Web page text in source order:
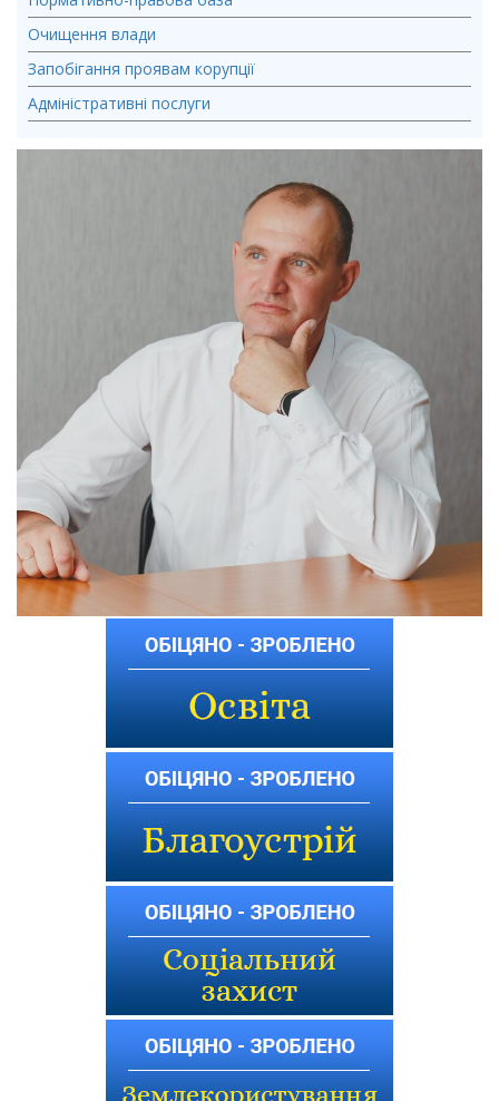
Очищення влади
Запобігання проявам корупції
Адміністративні послуги